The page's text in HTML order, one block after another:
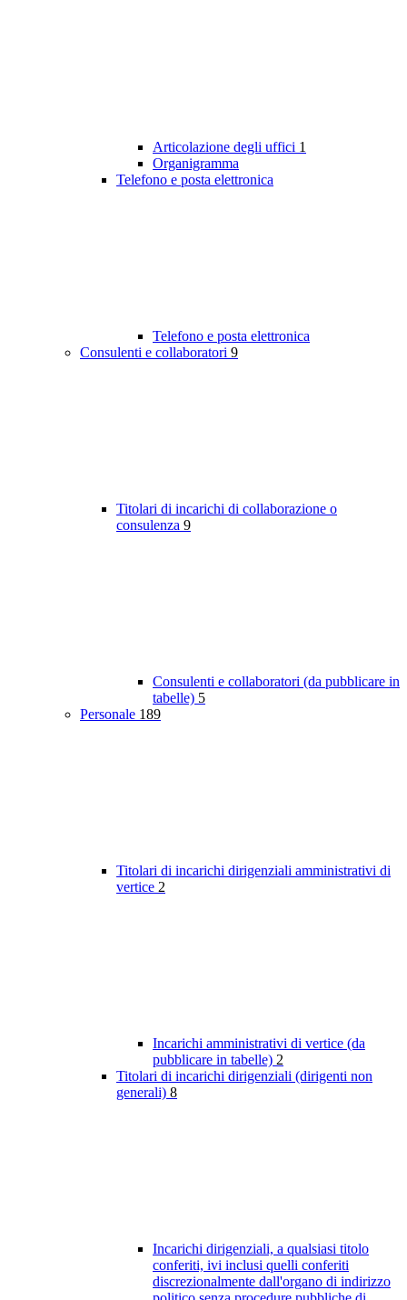
Articolazione degli uffici 1
Organigramma
Telefono e posta elettronica
Telefono e posta elettronica
Consulenti e collaboratori 9
Titolari di incarichi di collaborazione o
consulenza 9
Consulenti e collaboratori (da pubblicare in
tabelle) 5
Personale 189
Titolari di incarichi dirigenziali amministrativi di
vertice 2
Incarichi amministrativi di vertice (da
pubblicare in tabelle) 2
Titolari di incarichi dirigenziali (dirigenti non
generali) 8
Incarichi dirigenziali, a qualsiasi titolo
conferiti, ivi inclusi quelli conferiti
discrezionalmente dall'organo di indirizzo